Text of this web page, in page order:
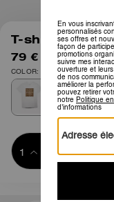
T-shirt
79 € 150 €
COLOR: Blanc
panier